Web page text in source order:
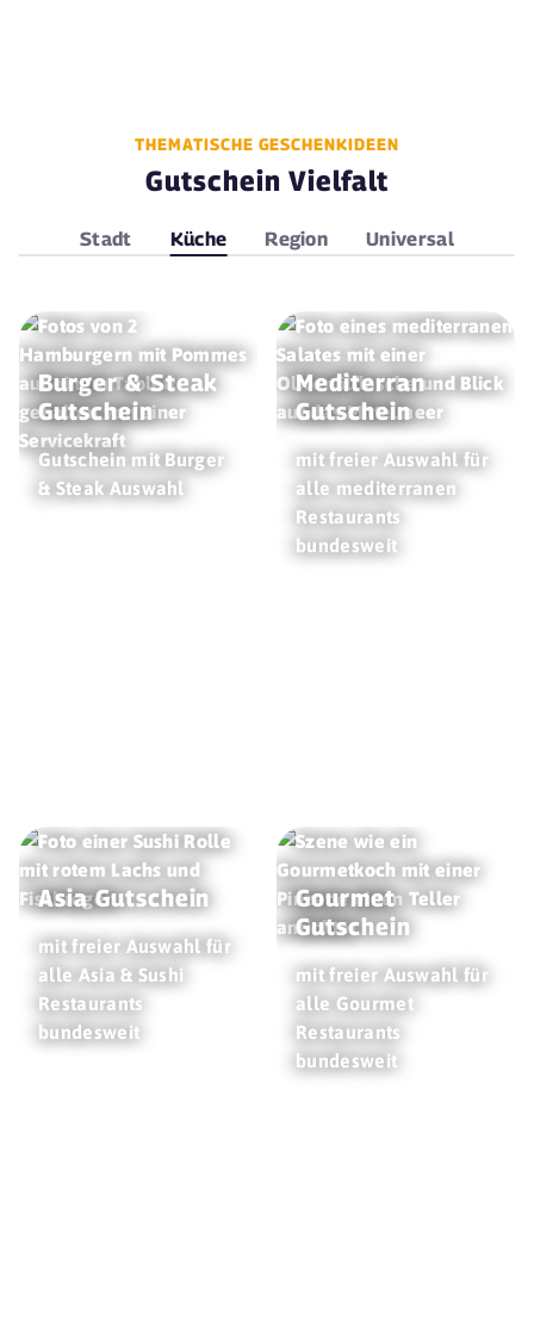
THEMATISCHE GESCHENKIDEEN
Gutschein Vielfalt
Stadt Küche Region Universal
Burger & Steak
Gutschein
Gutschein mit Burger
& Steak Auswahl
Mediterran
Gutschein
mit freier Auswahl für
alle mediterranen
Restaurants
bundesweit
Asia Gutschein
mit freier Auswahl für
alle Asia & Sushi
Restaurants
bundesweit
Gourmet
Gutschein
mit freier Auswahl für
alle Gourmet
Restaurants
bundesweit